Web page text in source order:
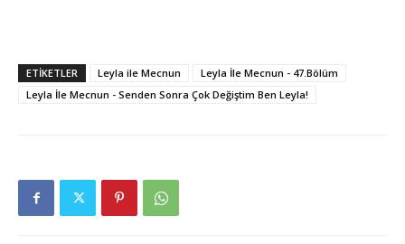
ETIKETLER Leyla ile Mecnun
Leyla İle Mecnun - 47.Bölüm
Leyla İle Mecnun - Senden Sonra Çok Değiştim Ben Leyla!